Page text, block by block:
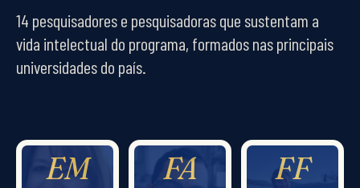
14 pesquisadores e pesquisadoras que sustentam a
vida intelectual do programa, formados nas principais
universidades do país.
EM FA FF